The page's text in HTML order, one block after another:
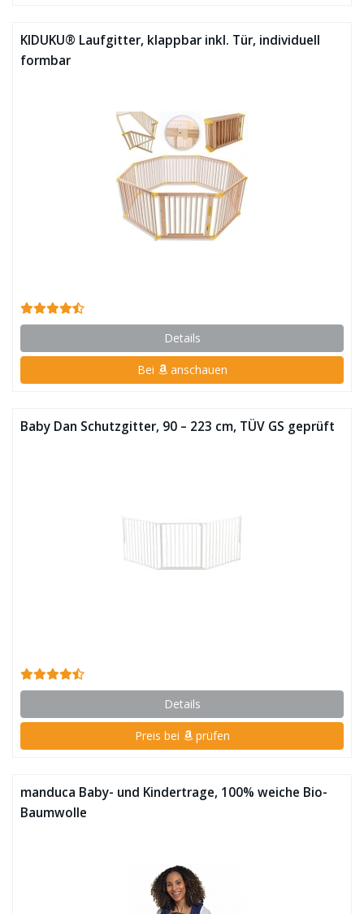
KIDUKU® Laufgitter, klappbar inkl. Tür, individuell
formbar
Details
Bei anschauen
Baby Dan Schutzgitter, 90 – 223 cm, TÜV GS geprüft
Details
Preis bei prüfen
manduca Baby- und Kindertrage, 100% weiche Bio-
Baumwolle